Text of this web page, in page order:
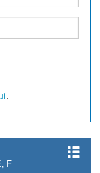
.